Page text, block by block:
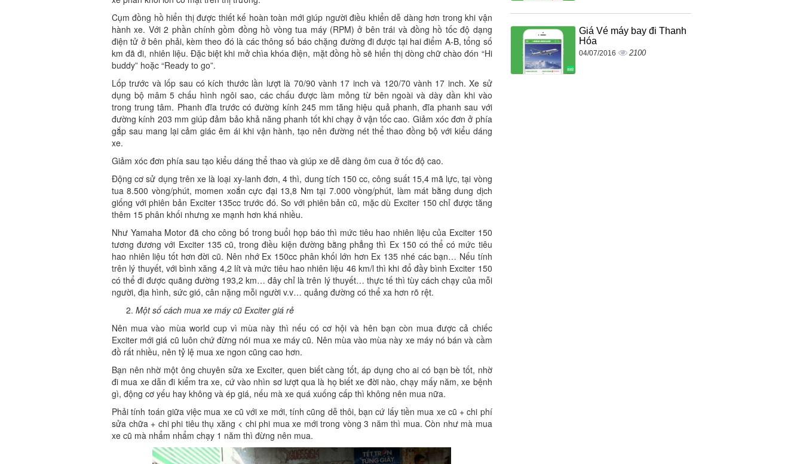
Cụm đồng hồ hiển thị được thiết kế hoàn toàn mới giúp người điều khiển dễ dàng hơn trong khi vận
hành xe. Với 2 phần chính gồm đồng hồ vòng tua máy (RPM) ở bên trái và đồng hồ tốc độ dạng
điện tử ở bên phải, kèm theo đó là các thông số báo chặng đường đi được tại hai điểm A-B, tổng số
km đã đi, nhiên liệu. Đặc biệt khi mở chìa khóa điện, mặt đồng hồ sẽ hiển thị dòng chữ chào đón “Hi
buddy” hoặc “Ready to go”.
Lốp trước và lốp sau có kích thước lần lượt là 70/90 vành 17 inch và 120/70 vành 17 inch. Xe sử
dụng bộ mâm 5 chấu hình ngôi sao, các chấu được làm mỏng từ bên ngoài và dày dần khi vào
trong trung tâm. Phanh đĩa trước có đường kính 245 mm tăng hiệu quả phanh, đĩa phanh sau với
đường kính 203 mm giúp đảm bảo khả năng phanh tốt khi chạy ở vận tốc cao. Giảm xóc đơn ở phía
gắp sau mang lại cảm giác êm ái khi vận hành, tạo nên đường nét thể thao đồng bộ với kiểu dáng
xe.
Giảm xóc đơn phía sau tạo kiểu dáng thể thao và giúp xe dễ dàng ôm cua ở tốc độ cao.
Động cơ sử dụng trên xe là loại xy-lanh đơn, 4 thì, dung tích 150 cc, công suất 15,4 mã lực, tại vòng
tua 8.500 vòng/phút, momen xoắn cực đại 13,8 Nm tại 7.000 vòng/phút, làm mát bằng dung dịch
giống với phiên bản Exciter 135cc trước đó. So với phiên bản cũ, mặc dù Exciter 150 chỉ được tăng
thêm 15 phân khối nhưng xe mạnh hơn khá nhiều.
Như Yamaha Motor đã cho công bố trong buổi họp báo thì mức tiêu hao nhiên liệu của Exciter 150
tương đương với Exciter 135 cũ, trong điều kiện đường bằng phẳng thì Ex 150 có thể có mức tiêu
hao nhiên liệu tốt hơn đời cũ. Nên nhớ Ex 150cc phân khối lớn hơn Ex 135 nhé các bạn… Nếu tính
trên lý thuyết, với bình xăng 4,2 lít và mức tiêu hao nhiên liệu 46 km/l thì khi đổ đầy bình Exciter 150
có thể đi được quãng đường 193,2 km… đây chỉ là trên lý thuyết… thực tế thì tùy cách chạy của mỗi
người, địa hình, sức gió, cân nặng mỗi người v.v… quảng đường có thể xa hơn rõ rệt.
Một số cách mua xe máy cũ Exciter giá rẻ
Nên mua vào mùa world cup vì mùa này thì nếu có cơ hội và hên bạn còn mua được cả chiếc
Exciter mới giá cũ luôn chứ đừng nói mua xe máy cũ. Nên mùa vào mùa này xe máy nó bán và cầm
đồ rất nhiều, nên tỷ lệ mua xe ngon cũng cao hơn.
Bạn nên nhờ một ông chuyên sửa xe Exciter, quen biết càng tốt, áp dụng cho ai có bạn bè tốt, nhờ
đi mua xe dẫn đi kiểm tra xe, cứ vào nhìn sơ lượt qua là họ biết xe đời nào, chạy mấy năm, xe bệnh
gì, động cơ yếu hay không và ép giá, nếu mà xe quá xuống cấp thì không nên mua nữa.
Phải tính toán giữa việc mua xe cũ với xe mới, tính cũng dễ thôi, bạn cứ lấy tiền mua xe cũ + chi phí
sửa chữa + chi phi tiêu thụ xăng < chi phi mua xe mới trong vòng 3 năm thì mua. Còn như mà mua
xe cũ mà nhẩm nhẩm chạy 1 năm thì đừng nên mua.
Giá Vé máy bay đi Thanh
Hóa
04/07/2016 2100